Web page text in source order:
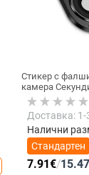
Стикер с
камера
на iPhone
екрана за
Смяна на
Доставка: 1-
Налични
Стандартен
7.91€/15.47